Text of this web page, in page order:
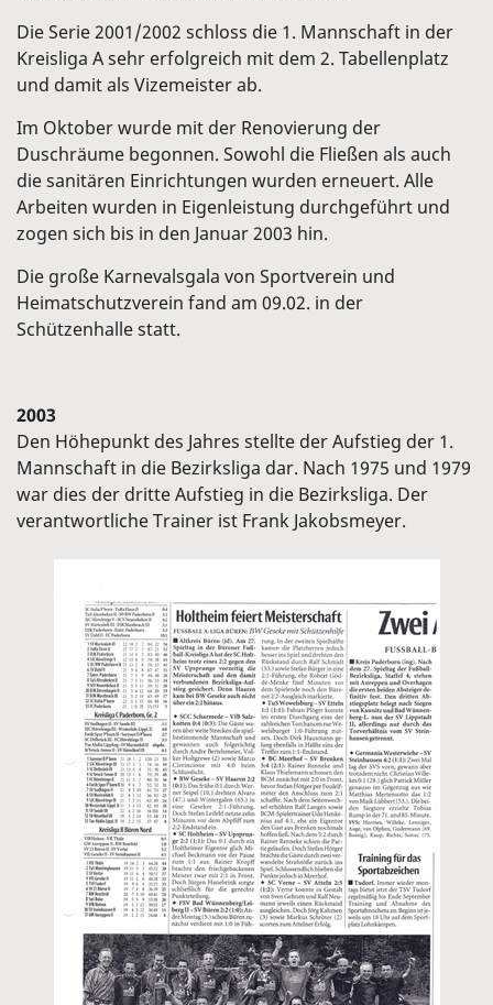
Die Serie 2001/2002 schloss die 1. Mannschaft in der
Kreisliga A sehr erfolgreich mit dem 2. Tabellenplatz
und damit als Vizemeister ab.
Im Oktober wurde mit der Renovierung der
Duschräume begonnen. Sowohl die Fließen als auch
die sanitären Einrichtungen wurden erneuert. Alle
Arbeiten wurden in Eigenleistung durchgeführt und
zogen sich bis in den Januar 2003 hin.
Die große Karnevalsgala von Sportverein und
Heimatschutzverein fand am 09.02. in der
Schützenhalle statt.
2003
Den Höhepunkt des Jahres stellte der Aufstieg der 1.
Mannschaft in die Bezirksliga dar. Nach 1975 und 1979
war dies der dritte Aufstieg in die Bezirksliga. Der
verantwortliche Trainer ist Frank Jakobsmeyer.